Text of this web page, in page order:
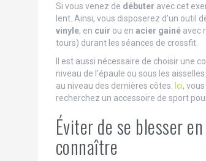
Si vous venez de débuter avec cet
lent. Ainsi, vous disposerez d’un outil
vinyle, en cuir ou en acier gainéavec
tours) durant les séances de crossfit.
Il est aussi nécessaire de choisir une
niveau de l’épaule ou sous les
au niveau des dernières côtes.
Ici,
recherchez un accessoire de sport
Éviter de se blesser
connaître